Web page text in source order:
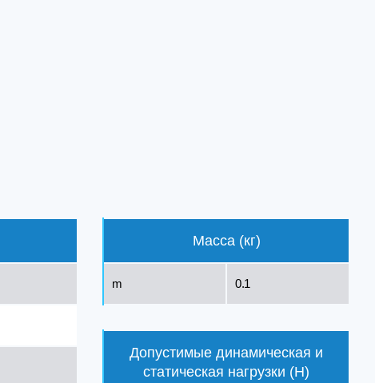
Масса (кг)
m 0.1
Допустимые динамическая и
статическая нагрузки (Н)